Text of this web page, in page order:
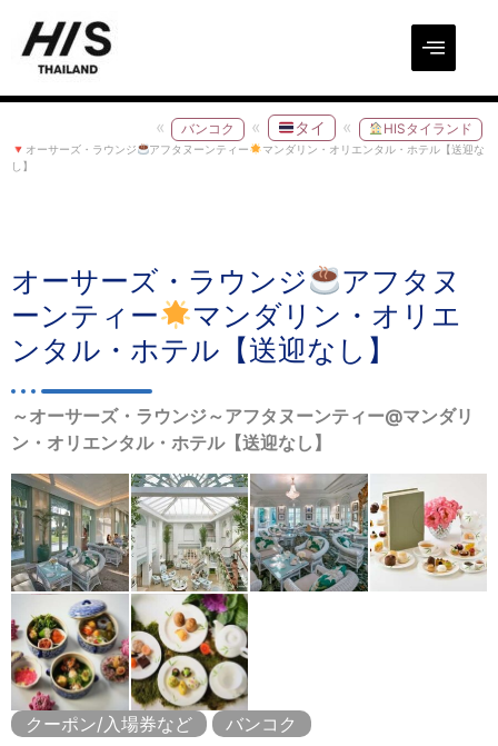
HISタイランド
タイ
バンコク
オーサーズ・ラウンジ アフタヌーンティー
マンダリン・オリエンタル・ホテル【送迎な
し】
オーサーズ・ラウンジ
アフタヌ
ーンティー
マンダリン・オリエ
ンタル・ホテル【送迎なし】
～オーサーズ・ラウンジ～アフタヌーンティー@マンダリ
ン・オリエンタル・ホテル【送迎なし】
クーポン/入場券など バンコク